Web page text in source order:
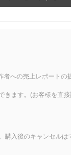
への売上レポートの
ます。(お客様を直
入後のキャンセルは